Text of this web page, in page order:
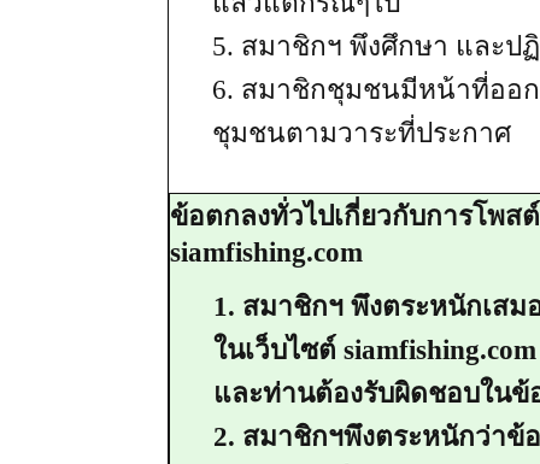
5. สมาชิกฯ พึงศึกษา และ
6. สมาชิกชุมชนมีหน้าที่ออก
ชุมชนตามวาระที่ประกาศ
ข้อตกลงทั่วไปเกี่ยวกับการโพส
siamfishing.com
1. สมาชิกฯ พึงตระหนักเส
ในเว็บไซต์
และท่านต้องรับผิดชอบใน
2. สมาชิกฯพึงตระหนักว่า